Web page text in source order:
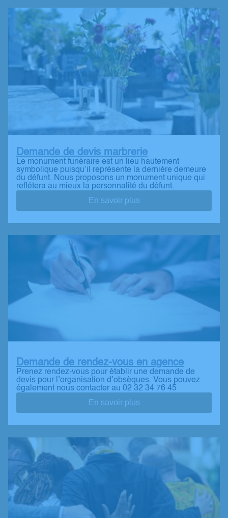
Demande de devis marbrerie
Le monument funéraire est un lieu hautement
symbolique puisqu’il représente la dernière demeure
du défunt. Nous proposons un monument unique qui
reflétera au mieux la personnalité du défunt.
En savoir plus
Demande de rendez-vous en agence
Prenez rendez-vous pour établir une demande de
devis pour l’organisation d’obsèques. Vous pouvez
également nous contacter au 02 32 34 76 45
En savoir plus